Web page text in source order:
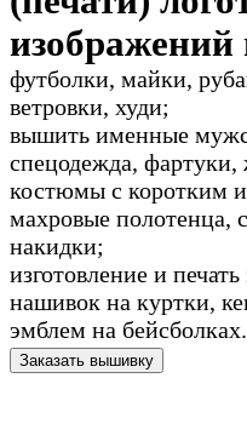
изображений
футболки, майки,
ветровки, худи;
вышить именные
спецодежда,
костюмы с коротким
махровые полотенца,
накидки;
изготовление и
нашивок на куртки,
эмблем на бейсболках.
Заказать вышивку